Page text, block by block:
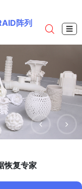
阵列
☰
恢复专家